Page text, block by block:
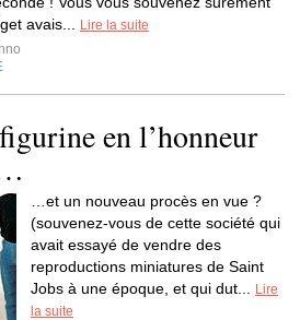
avais...
Lire la suite
en l’honneur
…et un nouveau procès en vue ?
(souvenez-vous de cette société qui
avait essayé de vendre des
reproductions miniatures de Saint
Jobs à une époque, et qui dut...
Lire
la suite